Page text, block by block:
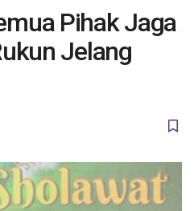
Pihak Jaga
Jelang